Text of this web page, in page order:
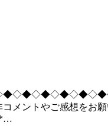
メントやご感想をお